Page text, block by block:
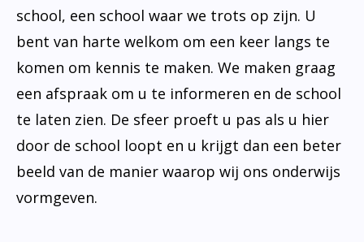
school, een school waar we trots op zijn. U
bent van harte welkom om een keer langs te
komen om kennis te maken. We maken graag
een afspraak om u te informeren en de school
te laten zien. De sfeer proeft u pas als u hier
door de school loopt en u krijgt dan een beter
beeld van de manier waarop wij ons onderwijs
vormgeven.